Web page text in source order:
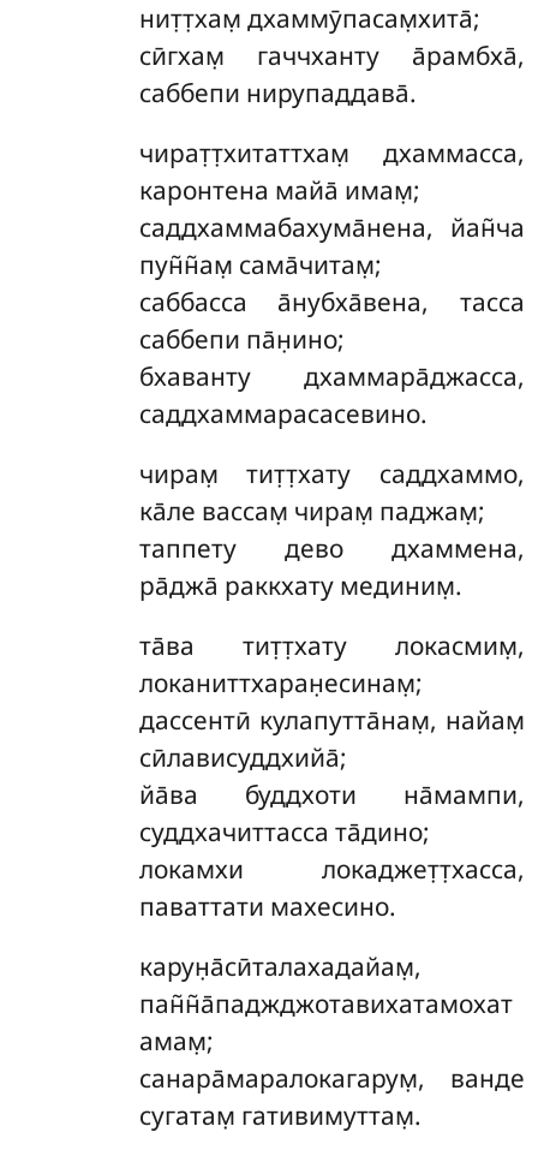
нит̣т̣хам̣ дхаммӯпасам̣хита̄;
сӣгхам̣ гаччханту а̄рамбха̄,
саббепи нирупаддава̄.
чират̣т̣хитаттхам̣ дхаммасса,
каронтена майа̄ имам̣;
саддхаммабахума̄нена, йан̃ча
пун̃н̃ам̣ сама̄читам̣;
саббасса а̄нубха̄вена, тасса
саббепи па̄н̣ино;
бхаванту дхаммара̄джасса,
саддхаммарасасевино.
чирам̣тит̣т̣хату саддхаммо,
ка̄ле вассам̣ чирам̣ паджам̣;
таппету дево дхаммена,
ра̄джа̄ раккхату мединим̣.
та̄ва тит̣т̣хату локасмим̣,
локаниттхаран̣есинам̣;
дассентӣ кулапутта̄нам̣, найам̣
сӣлависуддхийа̄;
йа̄ва буддхоти на̄мампи,
суддхачиттасса та̄дино;
локамхи локаджет̣т̣хасса,
паваттати махесино.
карун̣а̄сӣталахадайам̣,
пан̃н̃а̄паджджотавихатамохат
амам̣;
санара̄маралокагарум̣, ванде
сугатам̣ гативимуттам̣.